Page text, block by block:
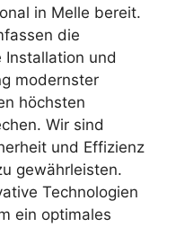
in Melle bereit.
die
Installation und
modernster
höchsten
Wir sind
und Effizienz
gewährleisten.
Technologien
ein optimales